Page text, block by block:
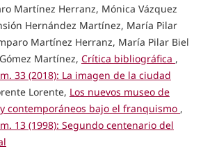
Martínez Herranz, Mónica Vázquez
Hernández Martínez, María Pilar
Martínez Herranz, María Pilar Biel
Martínez, Crítica bibliográfica ,
33 (2018): La imagen de la ciudad
Lorente, Los nuevos museo de
contemporáneos bajo el franquismo ,
13 (1998): Segundo centenario del